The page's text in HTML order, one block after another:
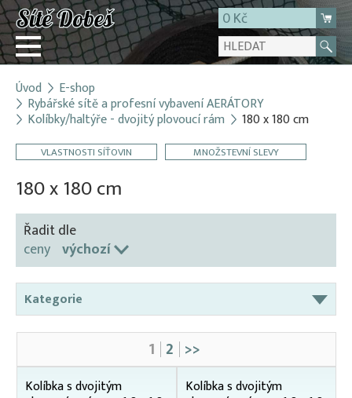
0 Kč
Přihlásit
Registrace
E-shop
O firmě
Kontakt
Úvod E-shop
Rybářské sítě a profesní vybavení AERÁTORY
Kolíbky/haltýře - dvojitý plovoucí rám 180 x 180 cm
VLASTNOSTI SÍŤOVIN MNOŽSTEVNÍ SLEVY
180 x 180 cm
Řadit dle
ceny výchozí
Kategorie
Kádě, kbelíky, vany
1 2 >>
Kolíbka s dvojitým Kolíbka s dvojitým